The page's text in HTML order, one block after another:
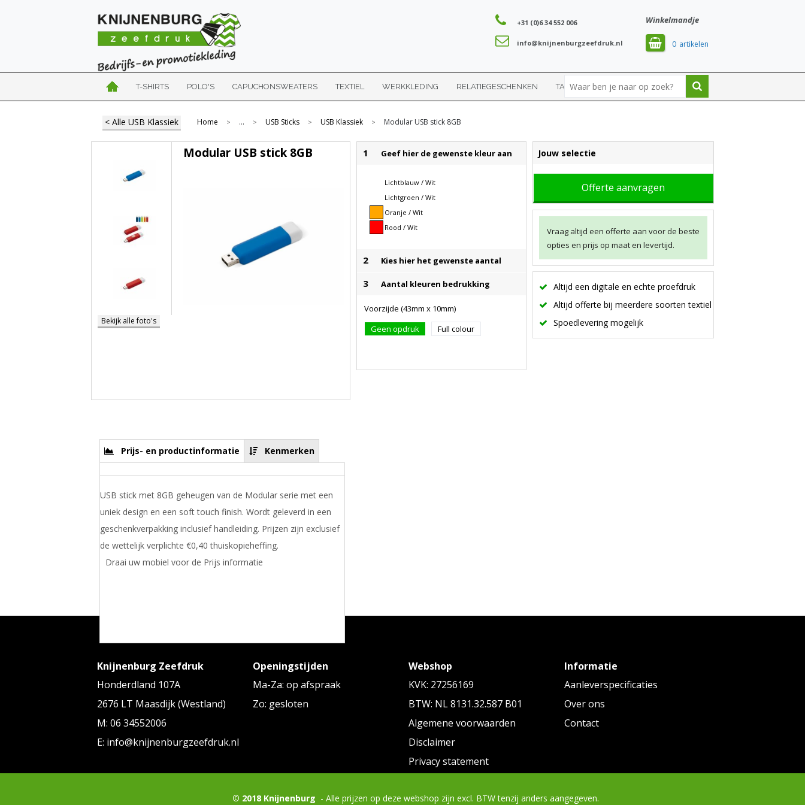
Winkelmandje
0
+31 (0)6 34 552 006
info@knijnenburgzeefdruk.nl
T-SHIRTS POLO'S CAPUCHONSWEATERS TEXTIEL WERKKLEDING RELATIEGESCHENKEN TASSEN SPORT
< Alle USB Klassiek Home > ... > USB Sticks > USB Klassiek > Modular USB stick 8GB
1 Geef hier de gewenste kleur aan
Lichtblauw / Wit
Lichtgroen / Wit
Oranje / Wit
Rood / Wit
2 Kies hier het gewenste aantal
3 Aantal kleuren bedrukking
Voorzijde (43mm x 10mm)
Geen opdruk
Full colour
Jouw selectie
Offerte aanvragen
Vraag altijd een offerte aan voor de beste
opties en prijs op maat en levertijd.
Altijd een digitale en echte proefdruk
Altijd offerte bij meerdere soorten textiel
Spoedlevering mogelijk
Bekijk alle foto's
Modular USB stick 8GB
Prijs- en productinformatie Kenmerken
USB stick met 8GB geheugen van de Modular serie met een
uniek design en een soft touch finish. Wordt geleverd in een
geschenkverpakking inclusief handleiding. Prijzen zijn exclusief
de wettelijk verplichte €0,40 thuiskopieheffing.
Draai uw mobiel voor de Prijs informatie
ALTERNATIEVE ARTIKELEN
Knijnenburg Zeefdruk
Honderdland 107A
2676 LT Maasdijk (Westland)
M: 06 34552006
E: info@knijnenburgzeefdruk.nl
Openingstijden
Ma-Za: op afspraak
Zo: gesloten
Webshop
KVK: 27256169
BTW: NL 8131.32.587 B01
Algemene voorwaarden
Disclaimer
Privacy statement
Informatie
Aanleverspecificaties
Over ons
Contact
© 2018 Knijnenburg - Alle prijzen op deze webshop zijn excl. BTW tenzij anders aangegeven.